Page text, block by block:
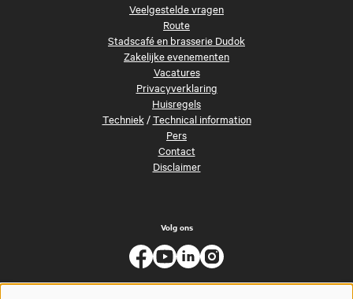
Veelgestelde vragen
Route
Stadscafé en brasserie Dudok
Zakelijke evenementen
Vacatures
Privacyverklaring
Huisregels
Techniek/Technical information
Pers
Contact
Disclaimer
Volg ons